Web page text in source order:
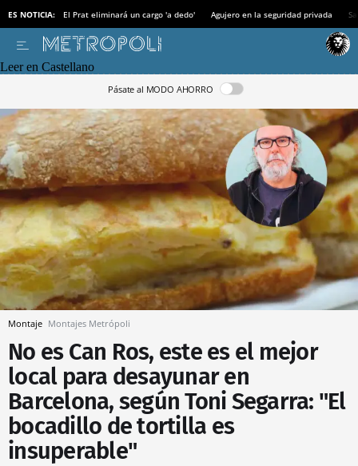
ES NOTICIA: El Prat eliminará un cargo 'a dedo' Agujero en la seguridad privada
Leer en Castellano
Pásate al MODO AHORRO
Montaje Montajes Metrópoli
No es Can Ros, este es el mejor
local para desayunar en
Barcelona, según Toni Segarra: "El
bocadillo de tortilla es
insuperable"